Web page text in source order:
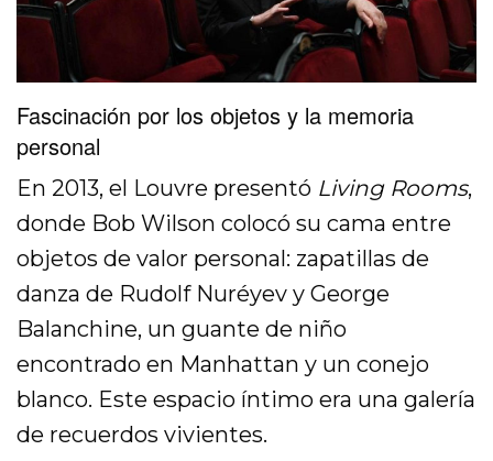
Fascinación por los objetos y la memoria
personal
En 2013, el Louvre presentó Living Rooms,
donde Bob Wilson colocó su cama entre
objetos de valor personal: zapatillas de
danza de Rudolf Nuréyev y George
Balanchine, un guante de niño
encontrado en Manhattan y un conejo
blanco. Este espacio íntimo era una galería
de recuerdos vivientes.